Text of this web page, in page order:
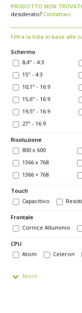
PRODOTTO NON
desiderato?Contattaci
Filtra la lista in base alle
Schermo
8,4" - 4:3
15" - 4:3
10,1" - 16:9
15,6" - 16:9
19,5" - 16:9
27" - 16:9
Risoluzione
800 x 600
1366 x 768
1366 × 768
Touch
Capacitivo
Frontale
Cornice Alluminio
CPU
Atom
Celeron
More